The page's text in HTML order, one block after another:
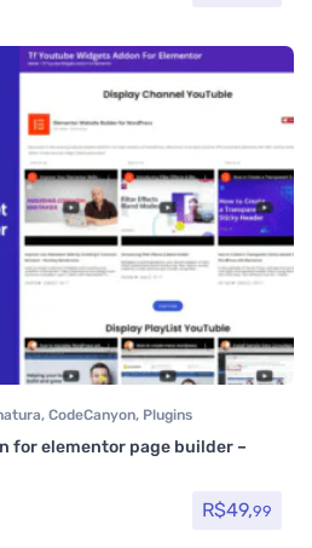
, CodeCanyon, Plugins
for elementor page builder –
R$49,99